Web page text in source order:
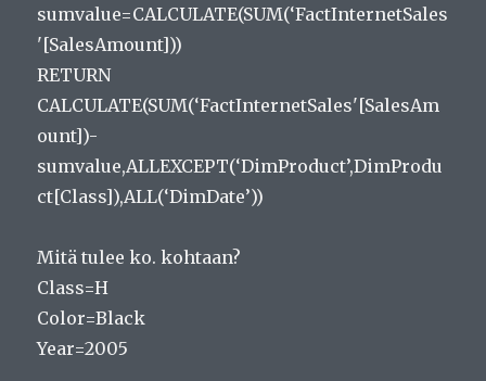
sumvalue=CALCULATE(SUM(‘FactInternetSales
'[SalesAmount]))
RETURN
CALCULATE(SUM(‘FactInternetSales'[SalesAm
ount])-
sumvalue,ALLEXCEPT(‘DimProduct’,DimProdu
ct[Class]),ALL(‘DimDate’))
Mitä tulee ko. kohtaan?
Class=H
Color=Black
Year=2005